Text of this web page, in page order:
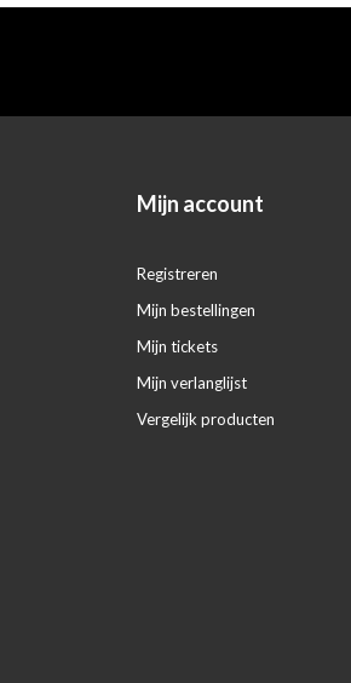
Mijn account
Registreren
Mijn bestellingen
Mijn tickets
Mijn verlanglijst
Vergelijk producten